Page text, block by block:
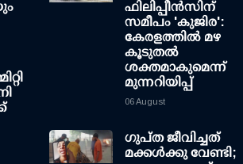
ഫിലിപ്പീന്‍സിന്
സമീപം 'കുജിര':
കേരളത്തില്‍ മഴ
കൂടുതല്‍
ശക്തമാകുമെന്ന്
മുന്നറിയിപ്പ്
06 August
ഗുപ്ത ജീവിച്ചത്
മക്കള്‍ക്കു വേണ്ടി;